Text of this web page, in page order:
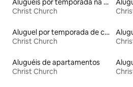
Aluguéis por temporada na orla
Christ Church
Aluguel por temporada de casas de hóspedes
Christ Church
Aluguéis de apartamentos
Christ Church